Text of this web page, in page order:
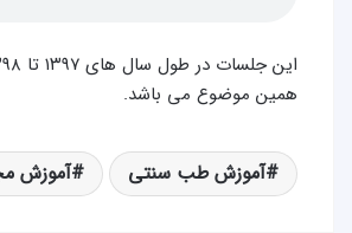
همین موضوع می باشد.
آموزش طب سنتی آموزش